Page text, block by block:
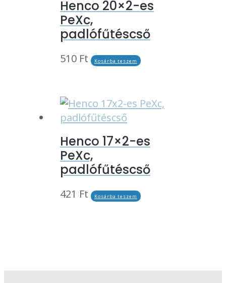
Henco 20×2-es
PeXc,
padlófűtéscső
510 Ft Kosárba teszem
Henco 17×2-es
PeXc,
padlófűtéscső
421 Ft Kosárba teszem